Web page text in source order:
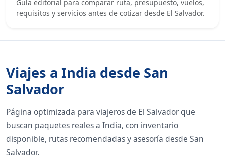
Guía editorial para comparar ruta, presupuesto, vuelos,
requisitos y servicios antes de cotizar desde El Salvador.
Viajes a India desde San
Salvador
Página optimizada para viajeros de El Salvador que
buscan paquetes reales a India, con inventario
disponible, rutas recomendadas y asesoría desde San
Salvador.